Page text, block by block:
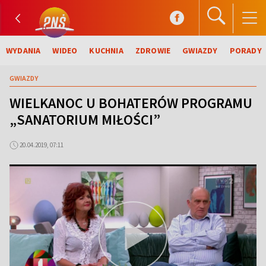
WYDANIA WIDEO KUCHNIA ZDROWIE GWIAZDY PORADY
GWIAZDY
WIELKANOC U BOHATERÓW PROGRAMU
„SANATORIUM MIŁOŚCI”
20.04.2019, 07:11